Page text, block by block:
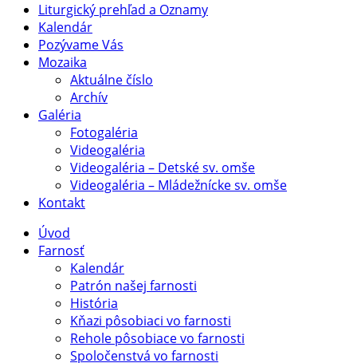
Liturgický prehľad a Oznamy
Kalendár
Pozývame Vás
Mozaika
Aktuálne číslo
Archív
Galéria
Fotogaléria
Videogaléria
Videogaléria – Detské sv. omše
Videogaléria – Mládežnícke sv. omše
Kontakt
Úvod
Farnosť
Kalendár
Patrón našej farnosti
História
Kňazi pôsobiaci vo farnosti
Rehole pôsobiace vo farnosti
Spoločenstvá vo farnosti